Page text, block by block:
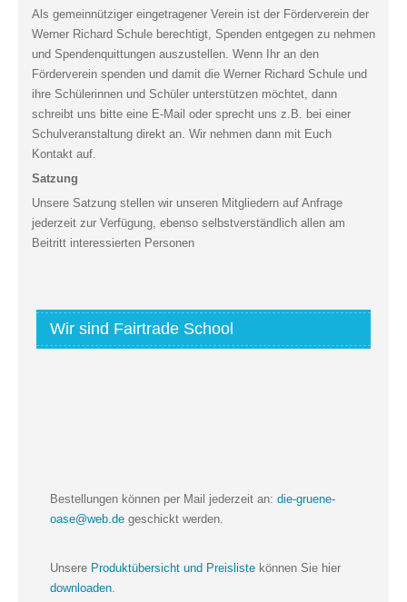
Als gemeinnütziger eingetragener Verein ist der Förderverein der
Werner Richard Schule berechtigt, Spenden entgegen zu nehmen
und Spendenquittungen auszustellen. Wenn Ihr an den
Förderverein spenden und damit die Werner Richard Schule und
ihre Schülerinnen und Schüler unterstützen möchtet, dann
schreibt uns bitte eine E-Mail oder sprecht uns z.B. bei einer
Schulveranstaltung direkt an. Wir nehmen dann mit Euch
Kontakt auf.
Satzung
Unsere Satzung stellen wir unseren Mitgliedern auf Anfrage
jederzeit zur Verfügung, ebenso selbstverständlich allen am
Beitritt interessierten Personen
Wir sind Fairtrade School
Bestellungen können per Mail jederzeit an: die-gruene-
oase@web.de geschickt werden.
Unsere Produktübersicht und Preisliste können Sie hier
downloaden.